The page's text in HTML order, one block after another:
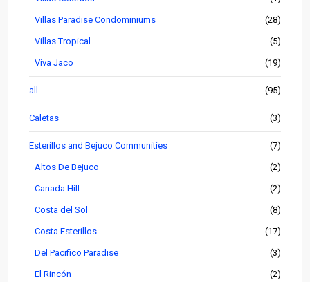
Villas Paradise Condominiums (28)
Villas Tropical (5)
Viva Jaco (19)
all (95)
Caletas (3)
Esterillos and Bejuco Communities (7)
Altos De Bejuco (2)
Canada Hill (2)
Costa del Sol (8)
Costa Esterillos (17)
Del Pacifico Paradise (3)
El Rincón (2)